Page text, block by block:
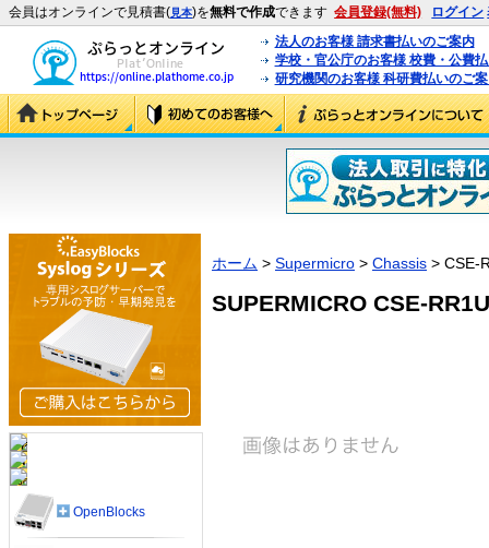
会員はオンラインで見積書(見本)を無料で作成できます 会員登録(無料) ログイン
法人のお客様 請求書払いのご案内
学校・官公庁のお客様 校費・公費
研究機関のお客様 科研費払いのご
ホーム > Supermicro > Chassis > CSE-
SUPERMICRO CSE-
OpenBlocks